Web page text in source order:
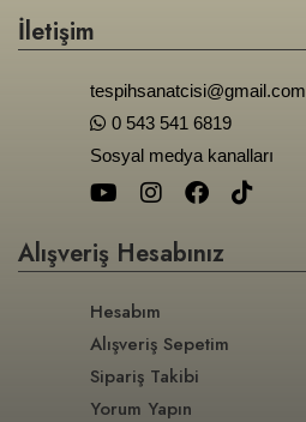
İletişim
tespihsanatcisi@gmail.com
0 543 541 6819
Sosyal medya kanalları
Alışveriş Hesabınız
Hesabım
Alışveriş Sepetim
Sipariş Takibi
Yorum Yapın